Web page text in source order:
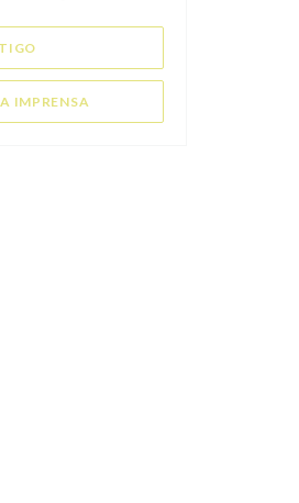
Spain for rich and
padrón peppers with
((ABRE NUMA NOVA JANELA))
IMPRENSA